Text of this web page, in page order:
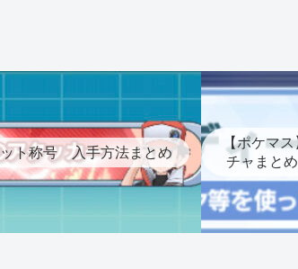
ト称号 入手方法まとめ
【ポケマ
チャまと